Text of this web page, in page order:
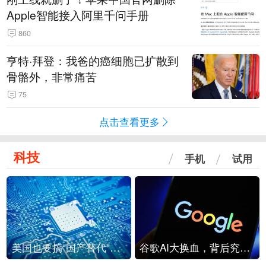
Apple智能接入阿里千问手册
860
亨特·拜登：我爸的癌细胞已扩散到
骨骼外，非常痛苦
75
点击查看更多
科技 手机 试用
美国也要搞“国产替代”？先算清三笔账 谷歌AI大换血，背后究竟发生了什么？